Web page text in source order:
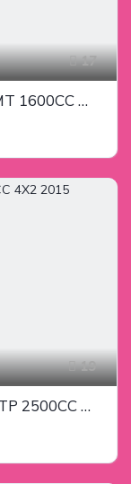
17
RENAULT LOGAN EXPRESSION MT 1600CC MOD 2008
19
RENAULT KOLEOS DYNAMIQUE TP 2500CC 4X2 2015